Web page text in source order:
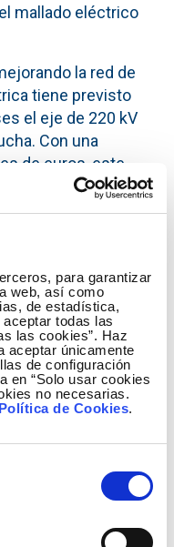
para garantizar
web, así como
de estadística,
todas las
las cookies”. Haz
aceptar únicamente
de configuración
en “Solo usar cookies
no necesarias.
Política de Cookies.
mallado eléctrico
la red de
tiene previsto
el eje de 220 kV
Con una
de euros, este
de
2020 aprobada por
el entorno de
Red Eléctrica
de
general para
La Fontana y su
en esta
dentro de la